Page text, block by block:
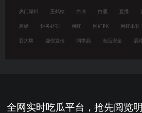
热门爆料 王鹤棣 白冰 白鹿 直播
离婚 税务处罚 网红 网红PK 网红出轨
耍大牌 虚假宣传 闫学晶 食品安全 鹿
全网实时吃瓜平台，抢先阅览